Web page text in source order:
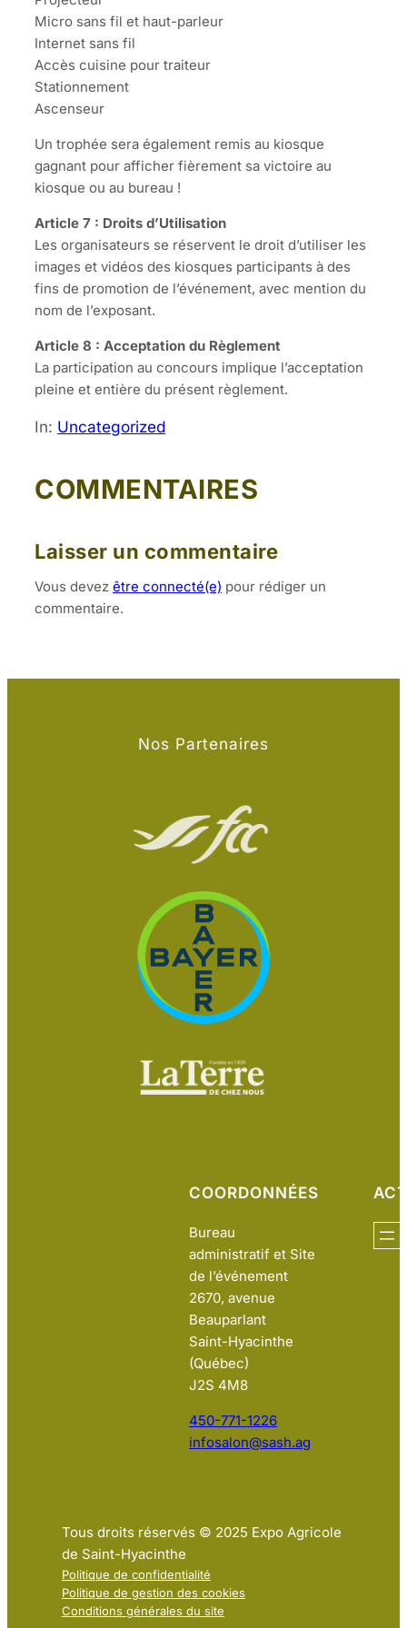
Micro sans fil et haut-parleur
Internet sans fil
Accès cuisine pour traiteur
Stationnement
Ascenseur
Un trophée sera également remis au kiosque
gagnant pour afficher fièrement sa victoire au
kiosque ou au bureau !
Article 7 : Droits d’Utilisation
Les organisateurs se réservent le droit d’utiliser les
images et vidéos des kiosques participants à des
fins de promotion de l’événement, avec mention du
nom de l’exposant.
Article 8 : Acceptation du Règlement
La participation au concours implique l’acceptation
pleine et entière du présent règlement.
In: Uncategorized
COMMENTAIRES
Laisser un commentaire
Vous devez être connecté(e) pour rédiger un
commentaire.
Nos Partenaires
COORDONNÉES
Bureau
administratif et Site
de l’événement
2670, avenue
Beauparlant
Saint-Hyacinthe
(Québec)
J2S 4M8
450-771-1226
infosalon@sash.ag
Tous droits réservés © 2025 Expo Agricole
de Saint-Hyacinthe
Politique de confidentialité
Politique de gestion des cookies
Conditions générales du site